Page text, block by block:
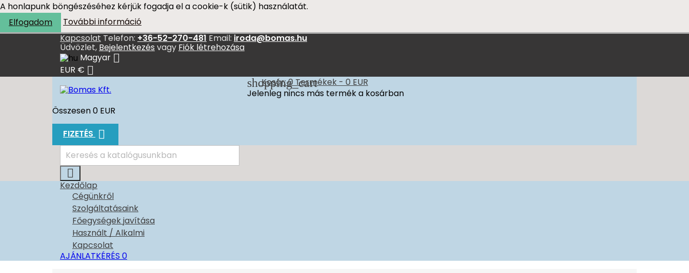
A honlapunk böngészéséhez kérjük fogadja el a cookie-k (sütik) használatát.
Elfogadom
További információ
Kapcsolat Telefon: +36-52-270-481 Email: iroda@bomas.hu
Üdvözlet, Bejelentkezés vagy Fiók létrehozása
Magyar 
EUR € 
shopping_cart
Kosár: 0 Termékek - 0 EUR
Jelenleg nincs más termék a kosárban
Összesen0 EUR
FIZETÉS 

Kezdőlap
Cégünkről
Szolgáltatásaink
Főegységek javítása
Használt / Alkalmi
Kapcsolat
AJÁNLATKÉRÉS 0